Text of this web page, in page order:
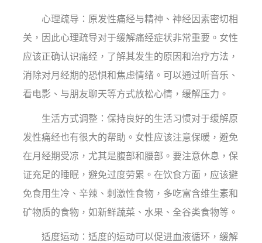
心理疏导：原发性痛经与精神、神经因素密切相
关，因此心理疏导对于缓解痛经症状非常重要。女性
应该正确认识痛经，了解其发生的原因和治疗方法，
消除对月经期的恐惧和焦虑情绪。可以通过听音乐、
看电影、与朋友聊天等方式放松心情，缓解压力。
生活方式调整：保持良好的生活习惯对于缓解原
发性痛经也有很大的帮助。女性应该注意保暖，避免
在月经期受凉，尤其是腹部和腰部。要注意休息，保
证充足的睡眠，避免过度劳累。在饮食方面，应该避
免食用生冷、辛辣、刺激性食物，多吃富含维生素和
矿物质的食物，如新鲜蔬菜、水果、全谷类食物等。
适度运动：适度的运动可以促进血液循环，缓解